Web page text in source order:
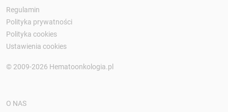
Regulamin
Polityka prywatności
Polityka cookies
Ustawienia cookies
© 2009-2026 Hematoonkologia.pl
O NAS